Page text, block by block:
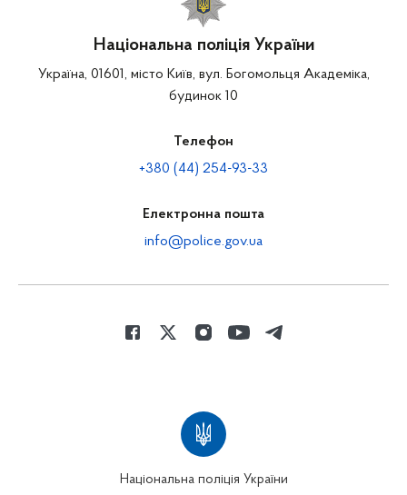
Національна поліція України
Україна, 01601, місто Київ, вул. Богомольця Академіка,
будинок 10
Телефон
+380 (44) 254-93-33
Електронна пошта
info@police.gov.ua
Національна поліція України